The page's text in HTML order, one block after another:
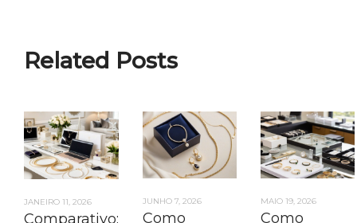
Related Posts
JANEIRO 11, 2026
Comparativo:
JUNHO 7, 2026
Como
MAIO 19, 2026
Como